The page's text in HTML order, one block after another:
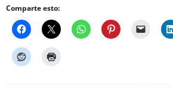
Comparte esto: